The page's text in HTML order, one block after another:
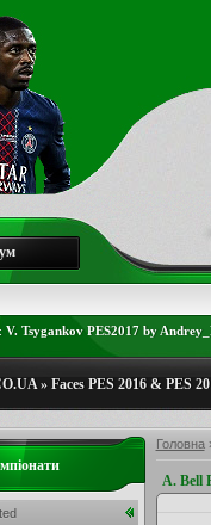
V. Tsygankov PES2017 by
» Faces PES 2016 & PES
Головна
A. Bell